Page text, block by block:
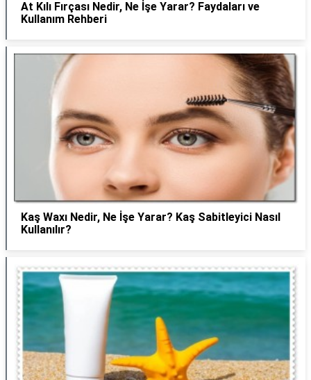
At Kılı Fırçası Nedir, Ne İşe Yarar? Faydaları ve
Kullanım Rehberi
Kaş Waxı Nedir, Ne İşe Yarar? Kaş Sabitleyici Nasıl
Kullanılır?